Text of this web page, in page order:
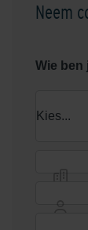
Neem
Wie ben